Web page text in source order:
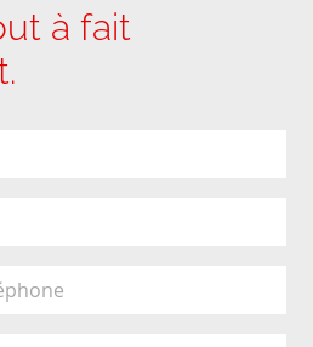
à fait